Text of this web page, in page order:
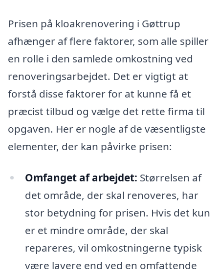
Prisen på kloakrenovering i Gøttrup
afhænger af flere faktorer, som alle spiller
en rolle i den samlede omkostning ved
renoveringsarbejdet. Det er vigtigt at
forstå disse faktorer for at kunne få et
præcist tilbud og vælge det rette firma til
opgaven. Her er nogle af de væsentligste
elementer, der kan påvirke prisen:
Omfanget af arbejdet: Størrelsen af
det område, der skal renoveres, har
stor betydning for prisen. Hvis det kun
er et mindre område, der skal
repareres, vil omkostningerne typisk
være lavere end ved en omfattende